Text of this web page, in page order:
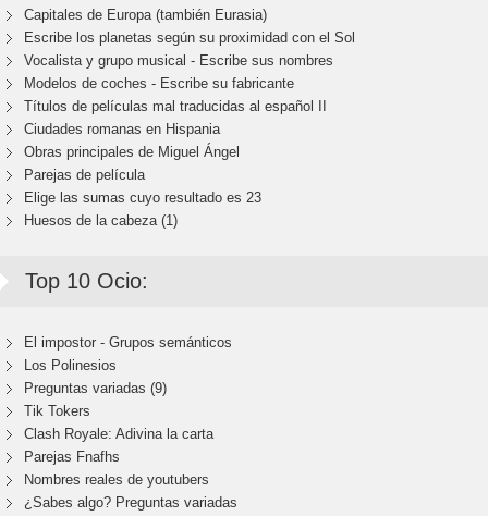
Capitales de Europa (también Eurasia)
Escribe los planetas según su proximidad con el Sol
Vocalista y grupo musical - Escribe sus nombres
Modelos de coches - Escribe su fabricante
Títulos de películas mal traducidas al español II
Ciudades romanas en Hispania
Obras principales de Miguel Ángel
Parejas de película
Elige las sumas cuyo resultado es 23
Huesos de la cabeza (1)
Top 10 Ocio:
El impostor - Grupos semánticos
Los Polinesios
Preguntas variadas (9)
Tik Tokers
Clash Royale: Adivina la carta
Parejas Fnafhs
Nombres reales de youtubers
¿Sabes algo? Preguntas variadas